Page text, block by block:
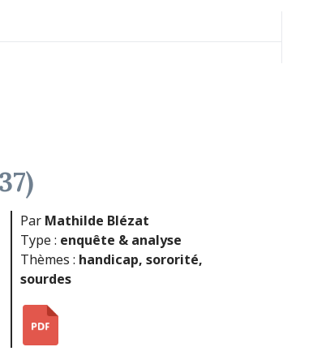
Par Mathilde Blézat
Type : enquête & analyse
Thèmes : handicap, sororité,
sourdes